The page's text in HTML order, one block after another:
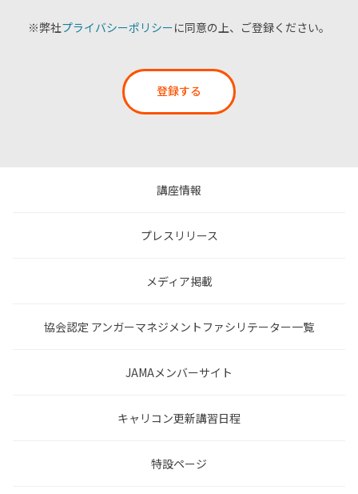
※弊社プライバシーポリシーに同意の上、ご登録ください。
登録する
講座情報
プレスリリース
メディア掲載
協会認定 アンガーマネジメントファシリテーター一覧
JAMAメンバーサイト
キャリコン更新講習日程
特設ページ